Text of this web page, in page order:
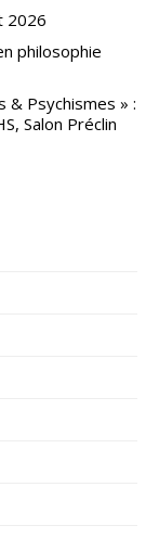
2026
philosophie
& Psychismes » :
Salon Préclin